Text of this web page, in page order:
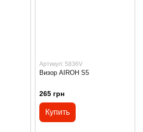
Артикул: 5836V
Визор AIROH S5
265 грн
Купить